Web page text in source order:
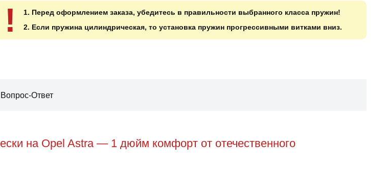
!
1. Перед оформлением заказа, убедитесь в правильности выбранного класса пружин!
2. Если пружина цилиндрическая, то установка пружин прогрессивными витками вниз.
Вопрос-Ответ
на Opel Astra — 1 дюйм комфорт от отечественного